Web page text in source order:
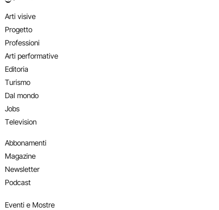
Arti visive
Progetto
Professioni
Arti performative
Editoria
Turismo
Dal mondo
Jobs
Television
Abbonamenti
Magazine
Newsletter
Podcast
Eventi e Mostre